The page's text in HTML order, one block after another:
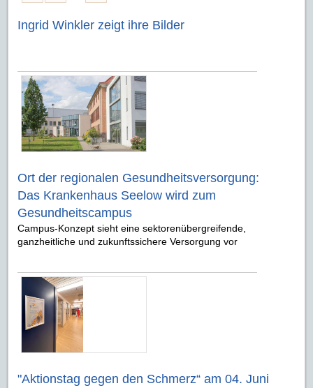
Ingrid Winkler zeigt ihre Bilder
Ort der regionalen Gesundheitsversorgung:
Das Krankenhaus Seelow wird zum
Gesundheitscampus
Campus-Konzept sieht eine sektorenübergreifende,
ganzheitliche und zukunftssichere Versorgung vor
"Aktionstag gegen den Schmerz“ am 04. Juni